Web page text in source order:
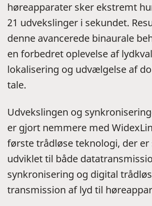
høreapparater sker ekstremt
21 udvekslinger i sekundet.
denne avancerede binaurale
en forbedret oplevelse af
lokalisering og udvælgelse af
tale.
Udvekslingen og
er gjort nemmere med
første trådløse teknologi, der er
udviklet til både
synkronisering og digital trådløs
transmission af lyd til